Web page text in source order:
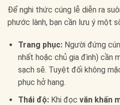
Để nghi thức cúng lễ diễn ra
phước lành, bạn cần lưu ý một
Trang phục:Người đứng
nhất hoặc chủ gia đình) cần
sạch sẽ. Tuyệt đối không
phục hở hang.
Thái độ:Khi đọc văn khấn